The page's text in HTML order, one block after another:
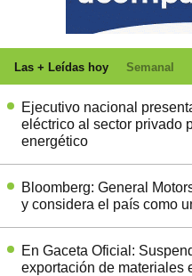
Las + Leídas hoy Semanal
Ejecutivo nacional
eléctrico al sector privado
energético
Bloomberg: General
y considera el país como
En Gaceta Oficial:
exportación de materiales